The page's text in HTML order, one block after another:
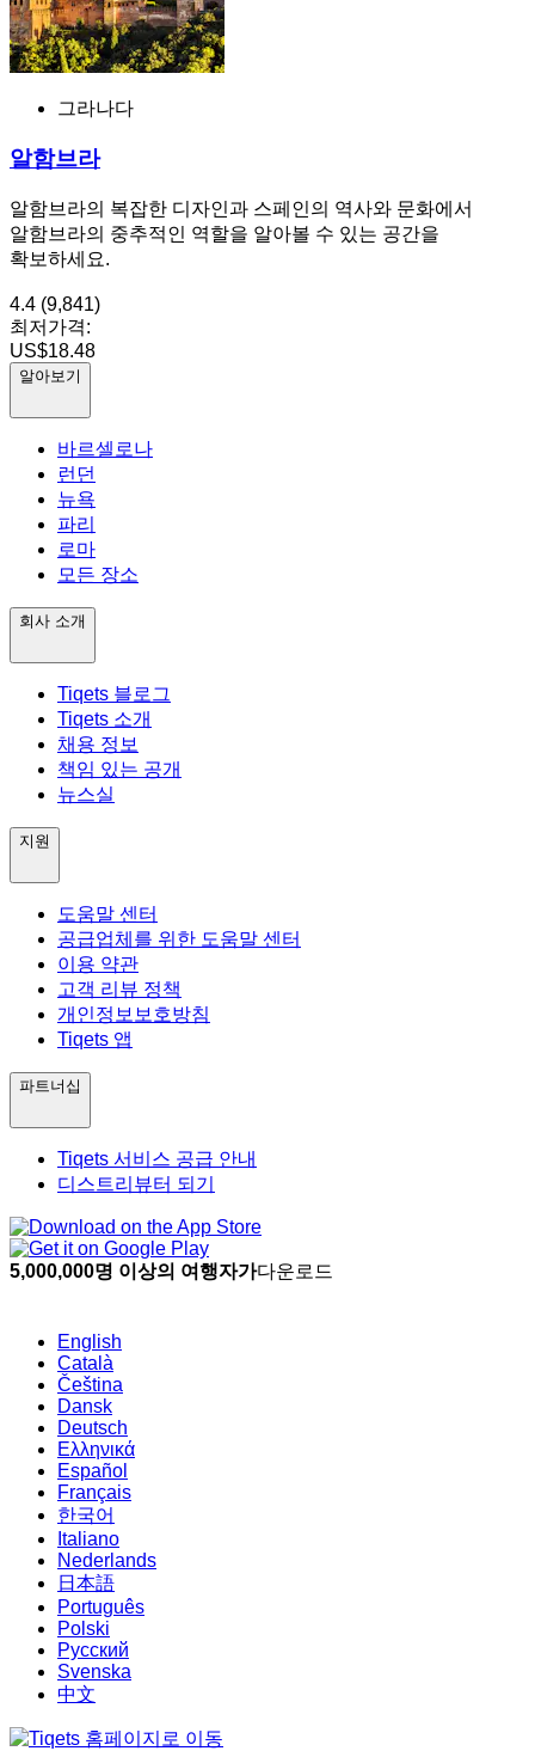
그라나다
알함브라
알함브라의 복잡한 디자인과 스페인의 역사와 문화에서
알함브라의 중추적인 역할을 알아볼 수 있는 공간을
확보하세요.
4.4 (9,841)
최저가격:
US$18.48
알아보기
바르셀로나
런던
뉴욕
파리
로마
모든 장소
회사 소개
Tiqets 블로그
Tiqets 소개
채용 정보
책임 있는 공개
뉴스실
지원
도움말 센터
공급업체를 위한 도움말 센터
이용 약관
고객 리뷰 정책
개인정보보호방침
Tiqets 앱
파트너십
Tiqets 서비스 공급 안내
디스트리뷰터 되기
5,000,000명 이상의 여행자가다운로드
English
Català
Čeština
Dansk
Deutsch
Ελληνικά
Español
Français
한국어
Italiano
Nederlands
日本語
Português
Polski
Русский
Svenska
中文